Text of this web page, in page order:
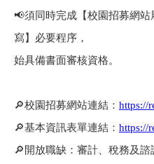
📢須同時完成【校園招募網
寫】必要程序，
始具備書面審核資格。
🔎校園招募網站連結： https://
🔎基本資訊表單連結： https://
🔎 開放職缺：審計、稅務及諮